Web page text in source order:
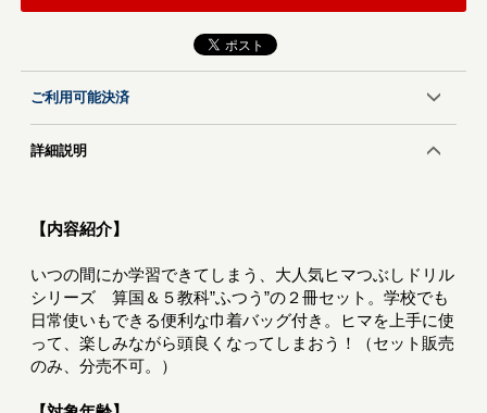
ご利用可能決済
詳細説明
【内容紹介】
いつの間にか学習できてしまう、大人気ヒマつぶしドリル
シリーズ 算国＆５教科”ふつう”の２冊セット。学校でも
日常使いもできる便利な巾着バッグ付き。ヒマを上手に使
って、楽しみながら頭良くなってしまおう！（セット販売
のみ、分売不可。）